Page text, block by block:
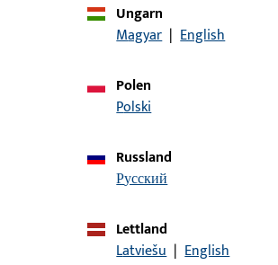
Ungarn
Magyar | English
Polen
Polski
Russland
русский
Lettland
Latviešu | English